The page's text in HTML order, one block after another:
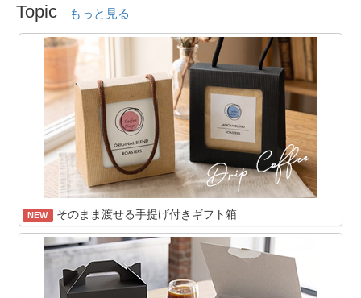
Topic もっと見る
NEW そのまま渡せる手提げ付きギフト箱